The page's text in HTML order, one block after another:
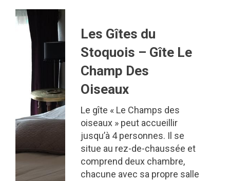
Les Gîtes du
Stoquois – Gîte Le
Champ Des
Oiseaux
Le gîte « Le Champs des
oiseaux » peut accueillir
jusqu’à 4 personnes. Il se
situe au rez-de-chaussée et
comprend deux chambre,
chacune avec sa propre salle